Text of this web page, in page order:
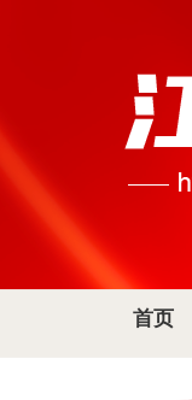
首页